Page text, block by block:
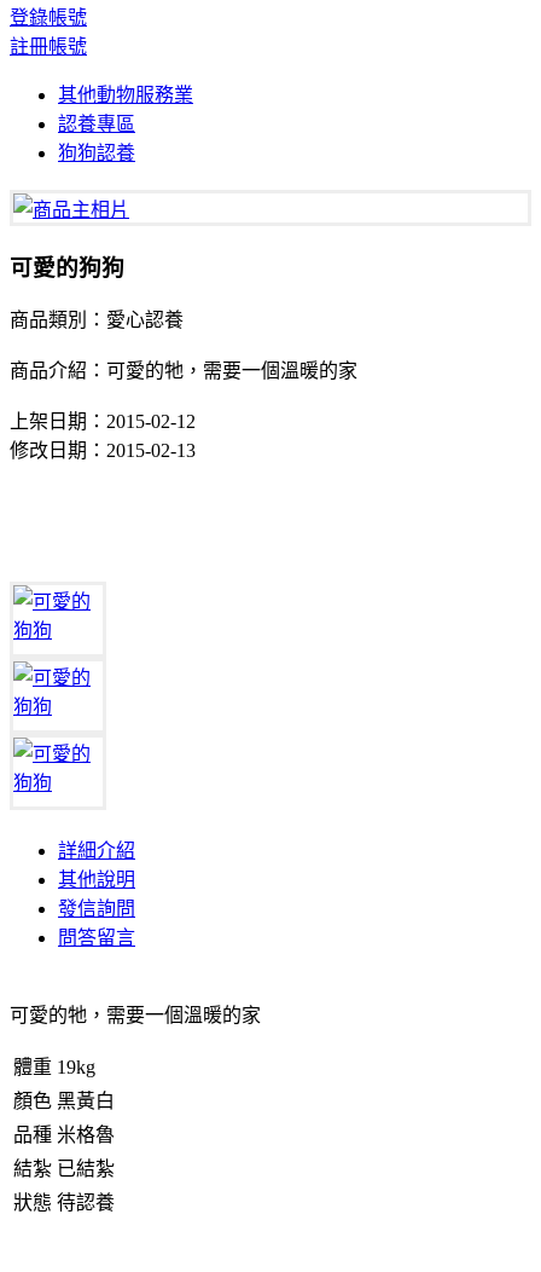
登錄帳號
註冊帳號
其他動物服務業
認養專區
狗狗認養
可愛的狗狗
商品類別：愛心認養
商品介紹：可愛的牠，需要一個溫暖的家
上架日期：2015-02-12
修改日期：2015-02-13
詳細介紹
其他說明
發信詢問
問答留言
可愛的牠，需要一個溫暖的家
體重 19kg
顏色 黑黃白
品種 米格魯
結紮 已結紮
狀態 待認養